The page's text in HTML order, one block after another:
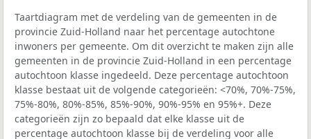
Taartdiagram met de verdeling van de gemeenten in de
provincie Zuid-Holland naar het percentage autochtone
inwoners per gemeente. Om dit overzicht te maken zijn alle
gemeenten in de provincie Zuid-Holland in een percentage
autochtoon klasse ingedeeld. Deze percentage autochtoon
klasse bestaat uit de volgende categorieën: <70%, 70%-75%,
75%-80%, 80%-85%, 85%-90%, 90%-95% en 95%+. Deze
categorieën zijn zo bepaald dat elke klasse uit de
percentage autochtoon klasse bij de verdeling voor alle